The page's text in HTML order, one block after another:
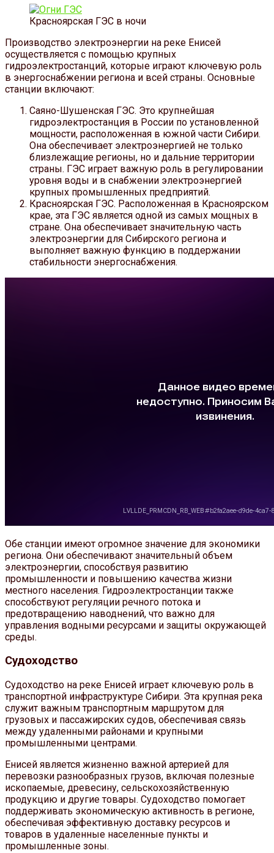
Красноярская ГЭС в ночи
Производство электроэнергии на реке Енисей
осуществляется с помощью крупных
гидроэлектростанций, которые играют ключевую роль
в энергоснабжении региона и всей страны. Основные
станции включают:
Саяно-Шушенская ГЭС. Это крупнейшая
гидроэлектростанция в России по установленной
мощности, расположенная в южной части Сибири.
Она обеспечивает электроэнергией не только
близлежащие регионы, но и дальние территории
страны. ГЭС играет важную роль в регулировании
уровня воды и в снабжении электроэнергией
крупных промышленных предприятий.
Красноярская ГЭС. Расположенная в Красноярском
крае, эта ГЭС является одной из самых мощных в
стране. Она обеспечивает значительную часть
электроэнергии для Сибирского региона и
выполняет важную функцию в поддержании
стабильности энергоснабжения.
Обе станции имеют огромное значение для экономики
региона. Они обеспечивают значительный объем
электроэнергии, способствуя развитию
промышленности и повышению качества жизни
местного населения. Гидроэлектростанции также
способствуют регуляции речного потока и
предотвращению наводнений, что важно для
управления водными ресурсами и защиты окружающей
среды.
Судоходство
Судоходство на реке Енисей играет ключевую роль в
транспортной инфраструктуре Сибири. Эта крупная река
служит важным транспортным маршрутом для
грузовых и пассажирских судов, обеспечивая связь
между удаленными районами и крупными
промышленными центрами.
Енисей является жизненно важной артерией для
перевозки разнообразных грузов, включая полезные
ископаемые, древесину, сельскохозяйственную
продукцию и другие товары. Судоходство помогает
поддерживать экономическую активность в регионе,
обеспечивая эффективную доставку ресурсов и
товаров в удаленные населенные пункты и
промышленные зоны.